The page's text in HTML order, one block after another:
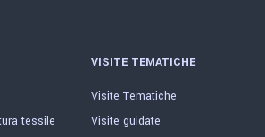
tessile
VISITE TEMATICHE
Visite Tematiche
Visite guidate